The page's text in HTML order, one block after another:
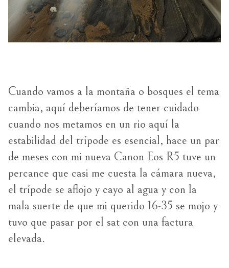
Cuando vamos a la montaña o bosques el tema
cambia, aquí deberíamos de tener cuidado
cuando nos metamos en un rio aquí la
estabilidad del trípode es esencial, hace un par
de meses con mi nueva Canon Eos R5 tuve un
percance que casi me cuesta la cámara nueva,
el trípode se aflojo y cayo al agua y con la
mala suerte de que mi querido 16-35 se mojo y
tuvo que pasar por el sat con una factura
elevada.